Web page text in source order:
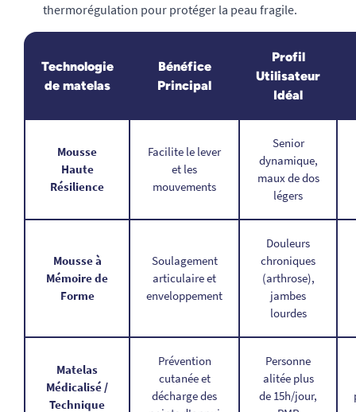
thermorégulation pour protéger la peau fragile.
Technologie
de matelas
Bénéfice
Principal
Profil
Utilisateur
Idéal
Mousse
Haute
Résilience
Facilite le lever
et les
mouvements
Senior
dynamique,
maux de dos
légers
Mousse à
Mémoire de
Forme
Soulagement
articulaire et
enveloppement
Douleurs
chroniques
(arthrose),
jambes
lourdes
Matelas
Médicalisé /
Technique
Prévention
cutanée et
décharge des
Personne
alitée plus
de 15h/jour,